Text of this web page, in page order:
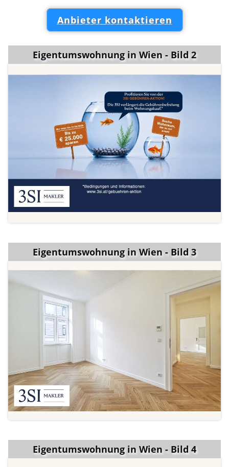
Anbieter kontaktieren
Eigentumswohnung in Wien - Bild 2
Eigentumswohnung in Wien - Bild 3
Eigentumswohnung in Wien - Bild 4